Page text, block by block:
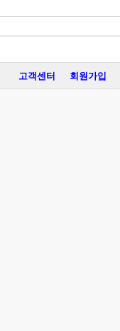
고객센터 회원가입